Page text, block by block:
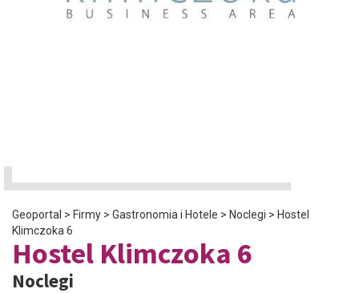
Geoportal > Firmy > Gastronomia i Hotele > Noclegi > Hostel
Klimczoka 6
Hostel Klimczoka 6
Noclegi